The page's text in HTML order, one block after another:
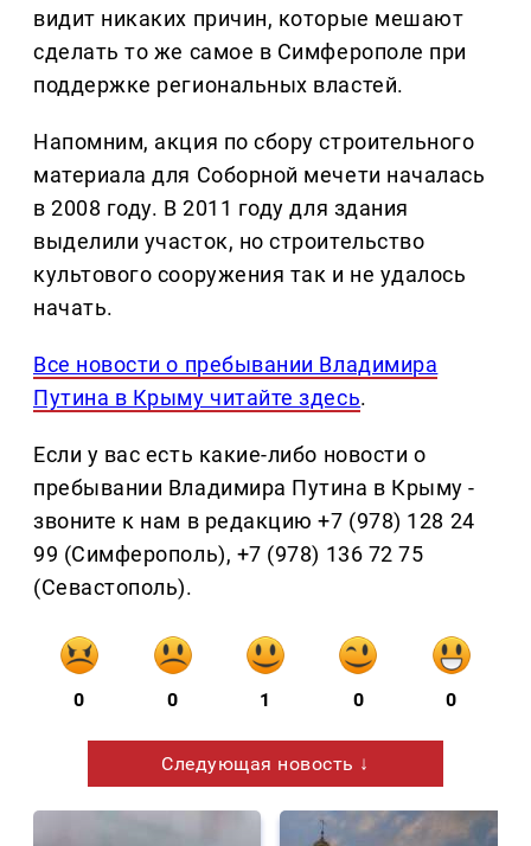
видит никаких причин, которые мешают
сделать то же самое в Симферополе при
поддержке региональных властей.
Напомним, акция по сбору строительного
материала для Соборной мечети началась
в 2008 году. В 2011 году для здания
выделили участок, но строительство
культового сооружения так и не удалось
начать.
Все новости о пребывании Владимира
Путина в Крыму читайте здесь.
Если у вас есть какие-либо новости о
пребывании Владимира Путина в Крыму -
звоните к нам в редакцию +7 (978) 128 24
99 (Симферополь), +7 (978) 136 72 75
(Севастополь).
0 0 1 0 0
Следующая новость ↓